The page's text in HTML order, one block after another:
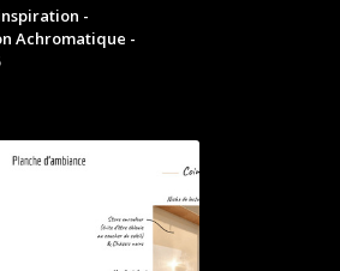
-
Achromatique -